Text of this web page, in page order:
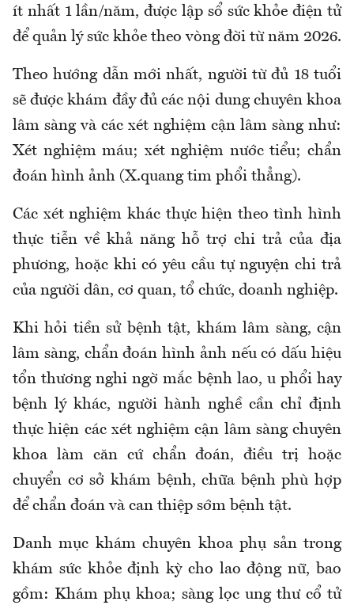
ít nhất 1 lần/năm, được lập sổ sức khỏe điện tử
để quản lý sức khỏe theo vòng đời từ năm 2026.
Theo hướng dẫn mới nhất, người từ đủ 18 tuổi
sẽ được khám đầy đủ các nội dung chuyên khoa
lâm sàngvà các xét nghiệm cận lâm sàng như:
Xét nghiệm máu; xét nghiệm nước tiểu; chẩn
đoán hình ảnh (X.quang tim phổi thẳng).
Các xét nghiệm khác thực hiện theo tình hình
thực tiễn về khả năng hỗ trợ chi trả của địa
phương, hoặc khi có yêu cầu tự nguyện chi trả
của người dân, cơ quan, tổ chức, doanh nghiệp.
Khi hỏi tiền sử bệnh tật, khám lâm sàng, cận
lâm sàng, chẩn đoán hình ảnh nếu có dấu hiệu
tổn thương nghi ngờ mắc bệnh lao, u phổi hay
bệnh lý khác, người hành nghề cần chỉ định
thực hiện các xét nghiệm cận lâm sàng chuyên
khoa làm căn cứ chẩn đoán, điều trị hoặc
chuyển cơ sở khám bệnh, chữa bệnh phù hợp
để chẩn đoán và can thiệp sớm bệnh tật.
Danh mục khám chuyên khoa phụ sản trong
khám sức khỏe định kỳ cho lao động nữ, bao
gồm: Khám phụ khoa; sàng lọc ung thư cổ tử